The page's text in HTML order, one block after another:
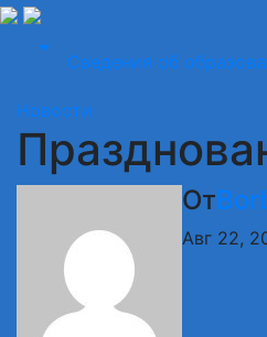
Сведения об
Новости
От
Авг 22,